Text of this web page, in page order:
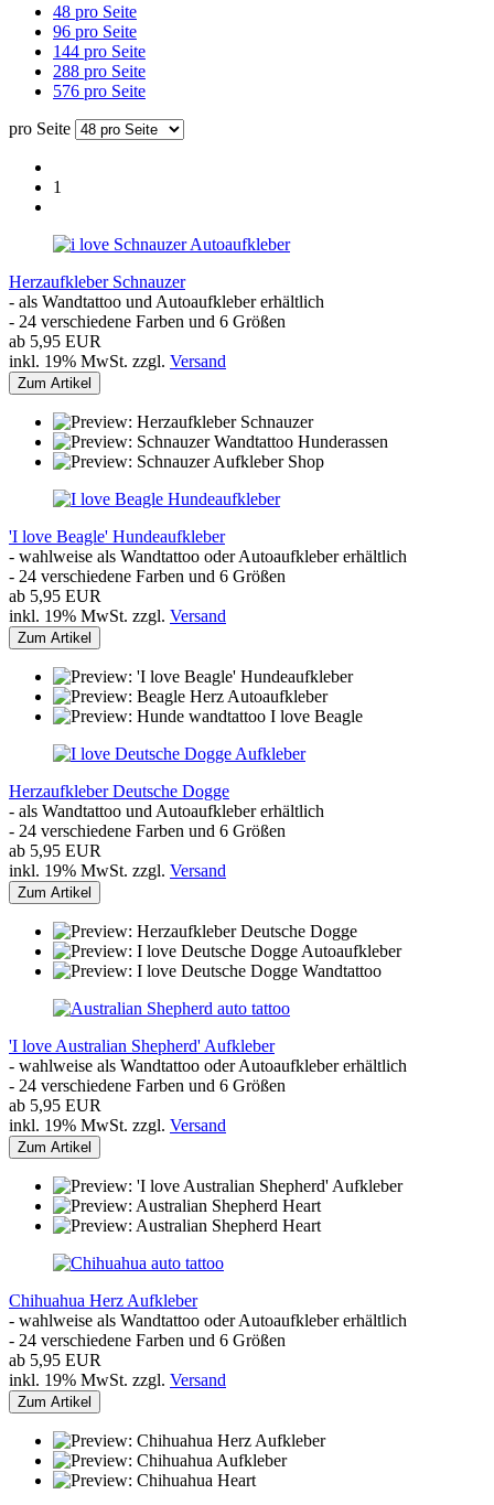
48 pro Seite
96 pro Seite
144 pro Seite
288 pro Seite
576 pro Seite
pro Seite
1
Herzaufkleber Schnauzer
- als Wandtattoo und Autoaufkleber erhältlich
- 24 verschiedene Farben und 6 Größen
ab 5,95 EUR
inkl. 19% MwSt. zzgl. Versand
Zum Artikel
'I love Beagle' Hundeaufkleber
- wahlweise als Wandtattoo oder Autoaufkleber erhältlich
- 24 verschiedene Farben und 6 Größen
ab 5,95 EUR
inkl. 19% MwSt. zzgl. Versand
Zum Artikel
Herzaufkleber Deutsche Dogge
- als Wandtattoo und Autoaufkleber erhältlich
- 24 verschiedene Farben und 6 Größen
ab 5,95 EUR
inkl. 19% MwSt. zzgl. Versand
Zum Artikel
'I love Australian Shepherd' Aufkleber
- wahlweise als Wandtattoo oder Autoaufkleber erhältlich
- 24 verschiedene Farben und 6 Größen
ab 5,95 EUR
inkl. 19% MwSt. zzgl. Versand
Zum Artikel
Chihuahua Herz Aufkleber
- wahlweise als Wandtattoo oder Autoaufkleber erhältlich
- 24 verschiedene Farben und 6 Größen
ab 5,95 EUR
inkl. 19% MwSt. zzgl. Versand
Zum Artikel